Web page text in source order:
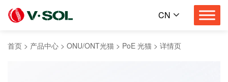
CN
首页 > 产品中心 > ONU/ONT光猫 > PoE 光猫 > 详情页